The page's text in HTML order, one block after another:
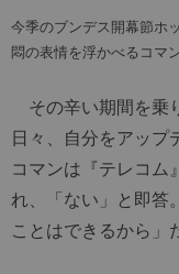
今季のブンデス開幕節ホ
悶の表情を浮かべるコマ
その辛い期間を乗
日々、自分をアップ
コマンは『テレコム
れ、「ない」と即答
ことはできるから」